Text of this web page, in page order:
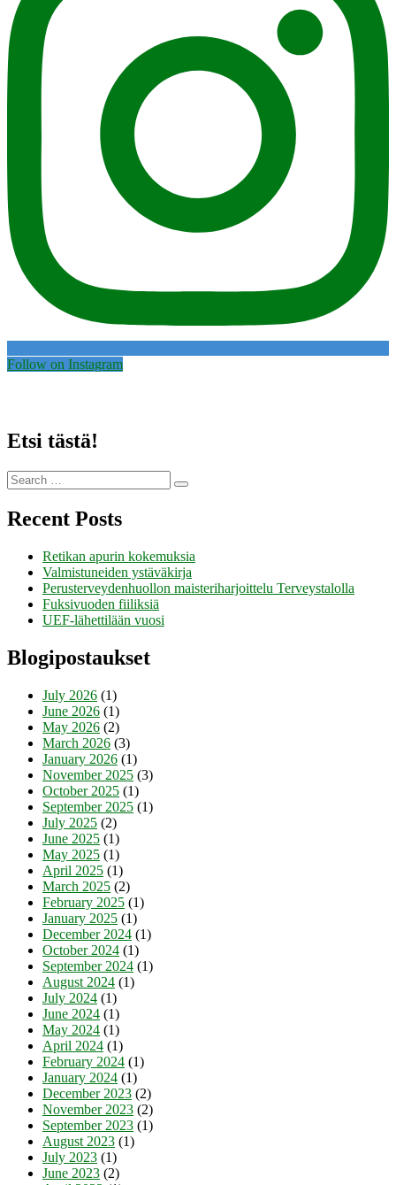
Follow on Instagram
Etsi tästä!
Search
for:
Search
Recent Posts
Retikan apurin kokemuksia
Valmistuneiden ystäväkirja
Perusterveydenhuollon maisteriharjoittelu Terveystalolla
Fuksivuoden fiiliksiä
UEF-lähettilään vuosi
Blogipostaukset
July 2026 (1)
June 2026 (1)
May 2026 (2)
March 2026 (3)
January 2026 (1)
November 2025 (3)
October 2025 (1)
September 2025 (1)
July 2025 (2)
June 2025 (1)
May 2025 (1)
April 2025 (1)
March 2025 (2)
February 2025 (1)
January 2025 (1)
December 2024 (1)
October 2024 (1)
September 2024 (1)
August 2024 (1)
July 2024 (1)
June 2024 (1)
May 2024 (1)
April 2024 (1)
February 2024 (1)
January 2024 (1)
December 2023 (2)
November 2023 (2)
September 2023 (1)
August 2023 (1)
July 2023 (1)
June 2023 (2)